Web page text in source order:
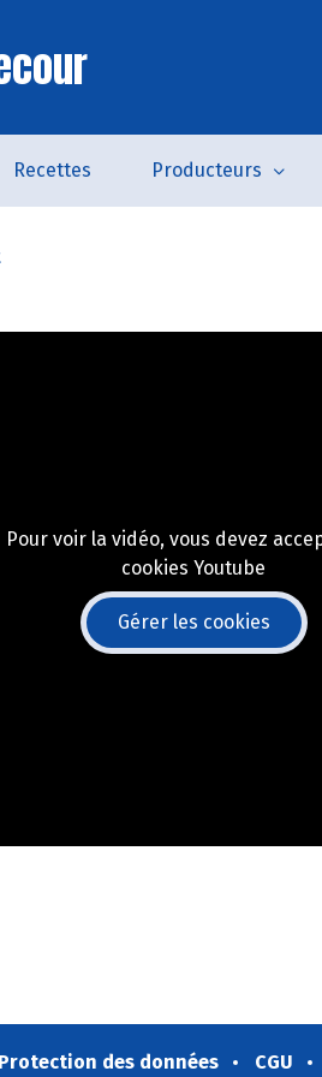
Recettes Producteurs
Pour voir la vidéo, vous devez
cookies Youtube
Gérer les cookies
Protection des données CGU